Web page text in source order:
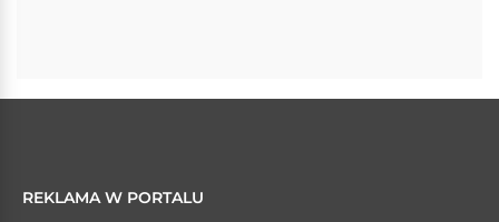
REKLAMA W PORTALU